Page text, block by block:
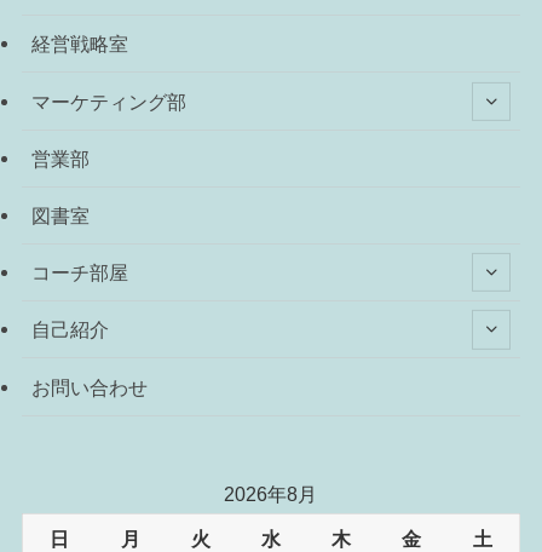
経営戦略室
マーケティング部
営業部
図書室
コーチ部屋
自己紹介
お問い合わせ
2026年8月
日 月 火 水 木 金 土